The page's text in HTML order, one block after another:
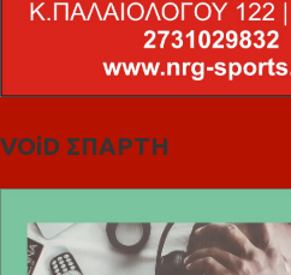
VOiD ΣΠΑΡΤΗ